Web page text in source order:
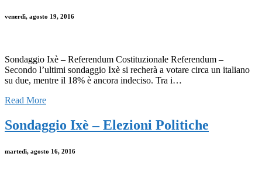
venerdì, agosto 19, 2016
Sondaggio Ixè – Referendum Costituzionale Referendum –
Secondo l’ultimi sondaggio Ixè si recherà a votare circa un italiano
su due, mentre il 18% è ancora indeciso. Tra i…
Read More
Sondaggio Ixè – Elezioni Politiche
martedì, agosto 16, 2016